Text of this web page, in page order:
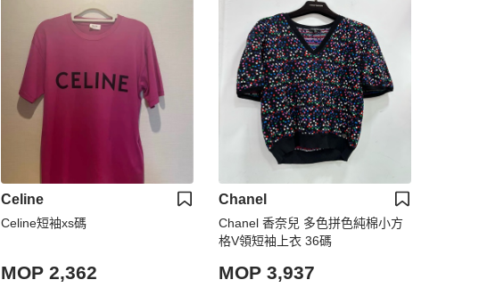
Celine
Celine短袖xs碼
MOP 2,362
Chanel
Chanel 香奈兒 多色拼色純棉小方
格V領短袖上衣 36碼
MOP 3,937